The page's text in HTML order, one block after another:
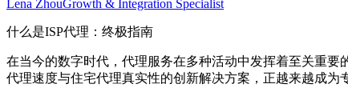
Lena ZhouGrowth & Integration Specialist
什么是ISP代理：终极指南
在当今的数字时代，代理服务在多种活动中发挥着至关重
代理速度与住宅代理真实性的创新解决方案，正越来越成为